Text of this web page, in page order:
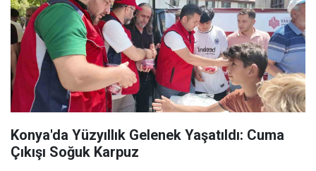
Konya'da Yüzyıllık Gelenek Yaşatıldı: Cuma
Çıkışı Soğuk Karpuz